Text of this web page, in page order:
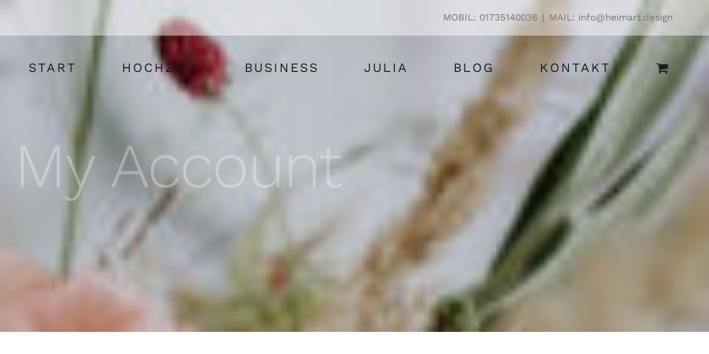
MOBIL: 01735140036 MAIL: info@heimart.design
START HOCHZEIT BUSINESS JULIA BLOG KONTAKT
My Account